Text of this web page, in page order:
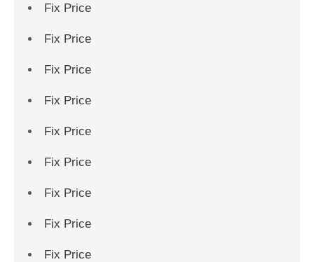
Fix Price
Fix Price
Fix Price
Fix Price
Fix Price
Fix Price
Fix Price
Fix Price
Fix Price